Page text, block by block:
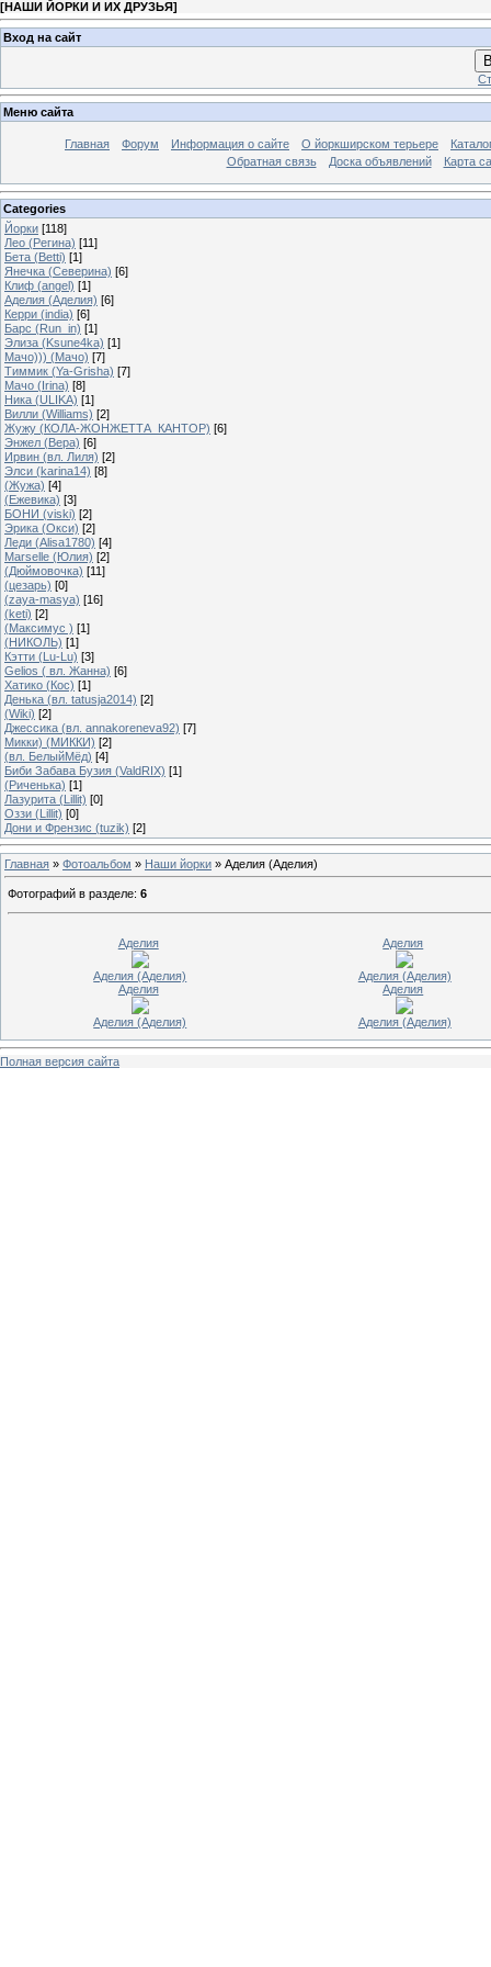
[НАШИ ЙОРКИ И ИХ ДРУЗЬЯ]
Вход на сайт
Меню сайта
Главная Форум Информация о сайте О йоркширском терьере
Обратная связь
Доска объявлений Карта
Categories
Йорки [118]
Лео (Регина) [11]
Бета (Betti) [1]
Янечка (Северина) [6]
Клиф (angel) [1]
Аделия (Аделия) [6]
Керри (india) [6]
Барс (Run_in) [1]
Элиза (Ksune4ka) [1]
Мачо))) (Мачо) [7]
Тиммик (Ya-Grisha) [7]
Мачо (Irina) [8]
Ника (ULIKA) [1]
Вилли (Williams) [2]
Жужу (КОЛА-ЖОНЖЕТТА_КАНТОР) [6]
Энжел (Вера) [6]
Ирвин (вл. Лиля) [2]
Элси (karina14) [8]
(Жужа) [4]
(Ежевика) [3]
БОНИ (viski) [2]
Эрика (Окси) [2]
Леди (Alisa1780) [4]
Marselle (Юлия) [2]
(Дюймовочка) [11]
(цезарь) [0]
(zaya-masya) [16]
(keti) [2]
(Максимус ) [1]
(НИКОЛЬ) [1]
Кэтти (Lu-Lu) [3]
Gelios ( вл. Жанна) [6]
Хатико (Кос) [1]
Денька (вл. tatusja2014) [2]
(Wiki) [2]
Джессика (вл. annakoreneva92) [7]
Микки) (МИККИ) [2]
(вл. БелыйМёд) [4]
Биби Забава Бузия (ValdRIX) [1]
(Риченька) [1]
Лазурита (Lillit) [0]
Оззи (Lillit) [0]
Дони и Френзис (tuzik) [2]
Главная » Фотоальбом » Наши йорки » Аделия (Аделия)
Фотографий в разделе: 6
Аделия
Аделия (Аделия)
Аделия
Аделия (Аделия)
Аделия
Аделия (Аделия)
Аделия
Аделия (Аделия)
Полная версия сайта